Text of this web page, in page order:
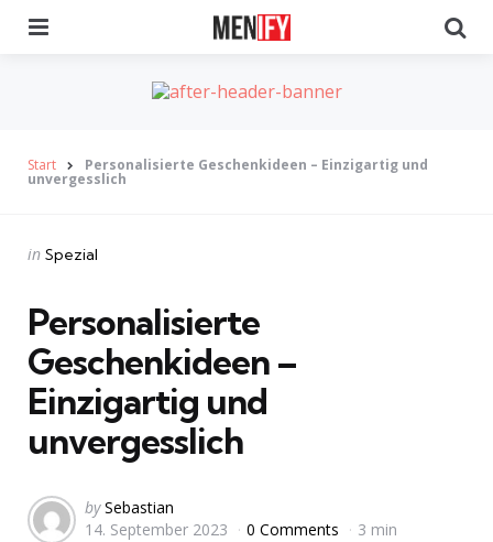
Start Personalisierte Geschenkideen – Einzigartig und
unvergesslich
Categories
Posted
in Spezial
Personalisierte
Geschenkideen –
Einzigartig und
unvergesslich
Posted
by
by Sebastian
14. September 2023
0 Comments 3 min